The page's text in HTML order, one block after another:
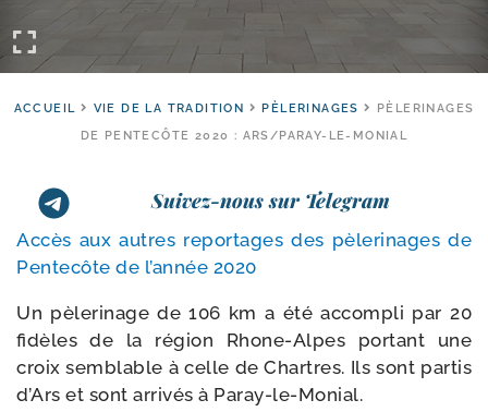
ACCUEIL VIE DE LA TRADITION PÈLERINAGES
PÈLERINAGES
DE PENTECÔTE 2020 : ARS/PARAY-LE-MONIAL
Suivez-nous sur Telegram
Accès aux autres repor­tages des pèle­ri­nages de
Pentecôte de l’an­née 2020
Un pèle­ri­nage de 106 km a été accom­pli par 20
fidèles de la région Rhone-​Alpes por­tant une
croix sem­blable à celle de Chartres. Ils sont par­tis
d’Ars et sont arri­vés à Paray-le-Monial.